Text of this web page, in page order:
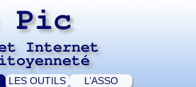
Pic
Internet
LES OUTILS L’ASSO